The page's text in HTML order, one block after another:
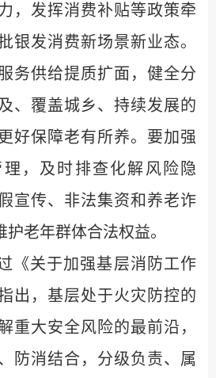
，发挥消费补贴等政策牵
银发消费新场景新业态。
务供给提质扩面，健全分
、覆盖城乡、持续发展的
好保障老有所养。要加强
，及时排查化解风险隐
宣传、非法集资和养老诈
老年群体合法权益。
《关于加强基层消防工作
出，基层处于火灾防控的
重大安全风险的最前沿，
防消结合，分级负责、属